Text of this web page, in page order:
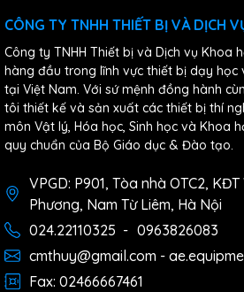
CÔNG TY TNHH THIẾT BỊ VÀ DỊCH
Công ty TNHH Thiết bị và Dịch vụ Khoa
hàng đầu trong lĩnh vực thiết bị dạy học
tại Việt Nam. Với sứ mệnh đồng hành
tôi thiết kế và sản xuất các thiết bị thí
môn Vật lý, Hóa học, Sinh học và Khoa
quy chuẩn của Bộ Giáo dục & Đào tạo.
VPGD: P901, Tòa nhà OTC2,
Phương, Nam Từ Liêm, Hà Nội
024.22110325 - 0963826083
cmthuy@gmail.com -
Fax: 02466667461